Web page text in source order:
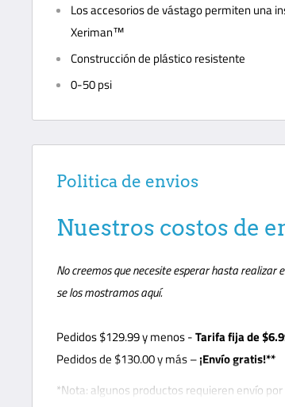
Los accesorios de vástago permiten una
Xeriman™
Construcción de plástico resistente
0-50 psi
Politica de envios
Nuestros costos de
No creemos que necesite esperar hasta realizar
se los mostramos aquí.
Pedidos$129.99y menos -Tarifa fija de
Pedidos de $130.00 y más –¡Envío gratis!**
*Nota: algunos productos requieren envío